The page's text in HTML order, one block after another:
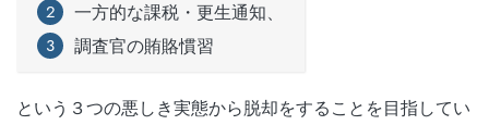
一方的な課税・更生通知、
調査官の賄賂慣習
という３つの悪しき実態から脱却をすることを目指してい